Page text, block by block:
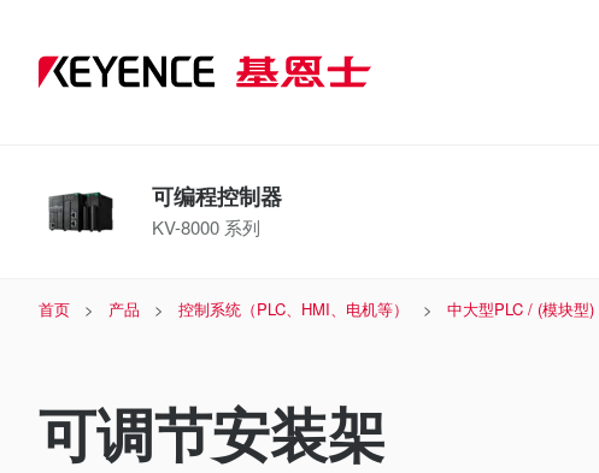
可编程控制器
KV-8000 系列
首页 产品 控制系统（PLC、HMI、电机等） 中大型PLC / (模块型)
可调节安装架